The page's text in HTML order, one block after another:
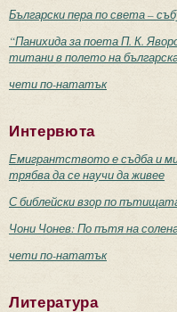
Български пера по света –
“Панихида за поета П. К.
титани в полето на
чети по-нататък
Интервюта
Емигрантството е съдба и
трябва да се научи да живее
С библейски взор по
Чони Чонев: По пътя на
чети по-нататък
Литература